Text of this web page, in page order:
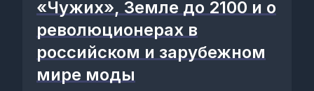
«Чужих», Земле до 2100 и о
революционерах в
российском и зарубежном
мире моды